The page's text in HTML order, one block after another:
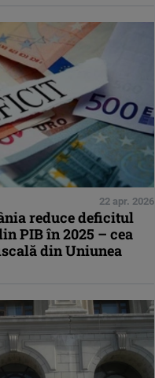
22 apr. 2026
reduce deficitul
PIB în 2025 – cea
din Uniunea